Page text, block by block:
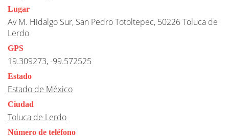
Lugar
Av M. Hidalgo Sur, San Pedro Totoltepec, 50226 Toluca de
Lerdo
GPS
19.309273, -99.572525
Estado
Estado de México
Ciudad
Toluca de Lerdo
Número de teléfono